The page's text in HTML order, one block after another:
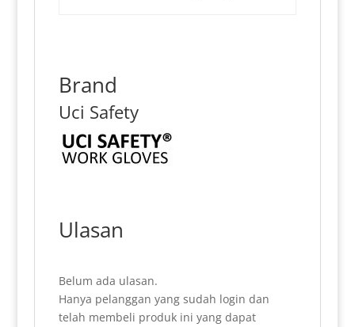
Brand
Uci Safety
Ulasan
Belum ada ulasan.
Hanya pelanggan yang sudah login dan
telah membeli produk ini yang dapat